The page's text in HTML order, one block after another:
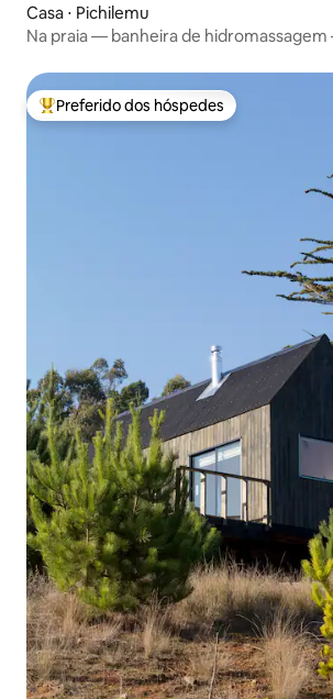
Casa ⋅ Pichilemu
Na praia — banheira de
Entre os melhores preferidos dos
Preferido dos hóspedes